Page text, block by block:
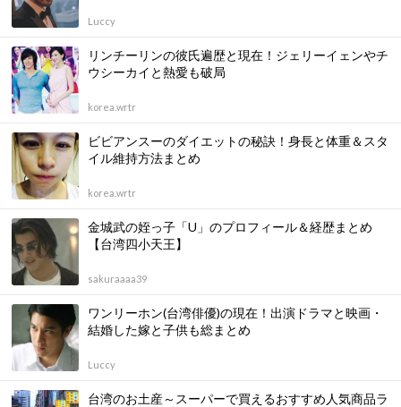
Luccy
リンチーリンの彼氏遍歴と現在！ジェリーイェンやチ
ウシーカイと熱愛も破局
korea.wrtr
ビビアンスーのダイエットの秘訣！身長と体重＆スタ
イル維持方法まとめ
korea.wrtr
金城武の姪っ子「U」のプロフィール＆経歴まとめ
【台湾四小天王】
sakuraaaa39
ワンリーホン(台湾俳優)の現在！出演ドラマと映画・
結婚した嫁と子供も総まとめ
Luccy
台湾のお土産～スーパーで買えるおすすめ人気商品ラ